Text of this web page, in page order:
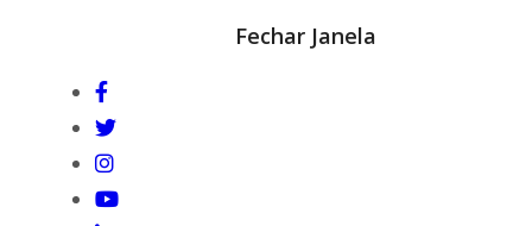
Fechar Janela